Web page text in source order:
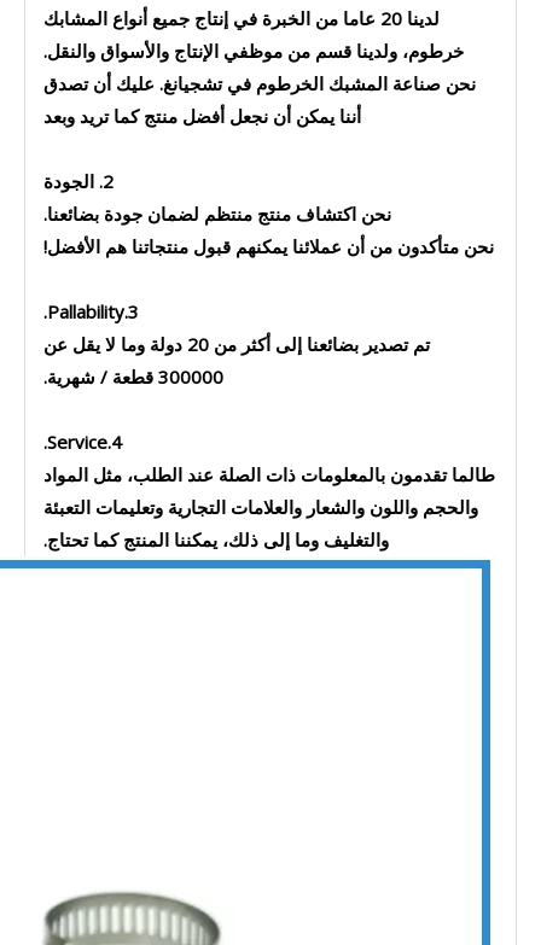
لدينا 20 عاما من الخبرة في إنتاج جميع أنواع المشابك
خرطوم، ولدينا قسم من موظفي الإنتاج والأسواق والنقل.
نحن صناعة المشبك الخرطوم في تشجيانغ. عليك أن تصدق
أننا يمكن أن نجعل أفضل منتج كما تريد وبعد
2. الجودة
نحن اكتشاف منتج منتظم لضمان جودة بضائعنا.
نحن متأكدون من أن عملائنا يمكنهم قبول منتجاتنا هم الأفضل!
3.Pallability.
تم تصدير بضائعنا إلى أكثر من 20 دولة وما لا يقل عن
300000 قطعة / شهرية.
4.Service.
طالما تقدمون بالمعلومات ذات الصلة عند الطلب، مثل المواد
والحجم واللون والشعار والعلامات التجارية وتعليمات التعبئة
والتغليف وما إلى ذلك، يمكننا المنتج كما تحتاج.